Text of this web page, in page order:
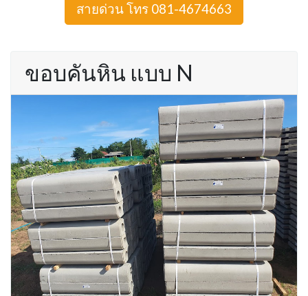
สายด่วน โทร 081-4674663
ขอบคันหิน แบบ N